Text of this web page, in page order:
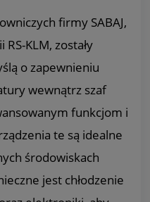
firmy SABAJ,
KLM, zostały
o zapewnieniu
wewnątrz szaf
funkcjom i
te są idealne
środowiskach
jest chłodzenie